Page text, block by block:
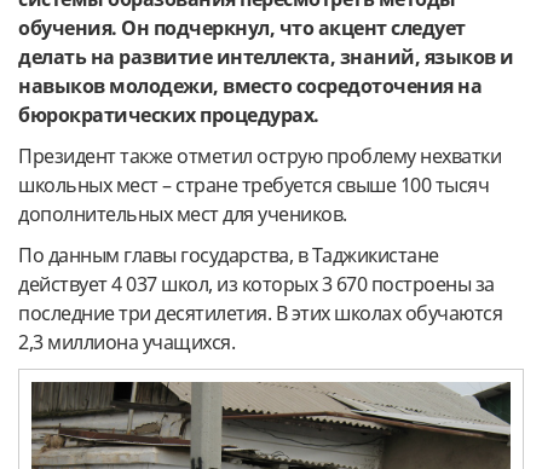
обучения. Он подчеркнул, что акцент следует
делать на развитие интеллекта, знаний, языков и
навыков молодежи, вместо сосредоточения на
бюрократических процедурах.
Президент также отметил острую проблему нехватки
школьных мест – стране требуется свыше 100 тысяч
дополнительных мест для учеников.
По данным главы государства, в Таджикистане
действует 4 037 школ, из которых 3 670 построены за
последние три десятилетия. В этих школах обучаются
2,3 миллиона учащихся.